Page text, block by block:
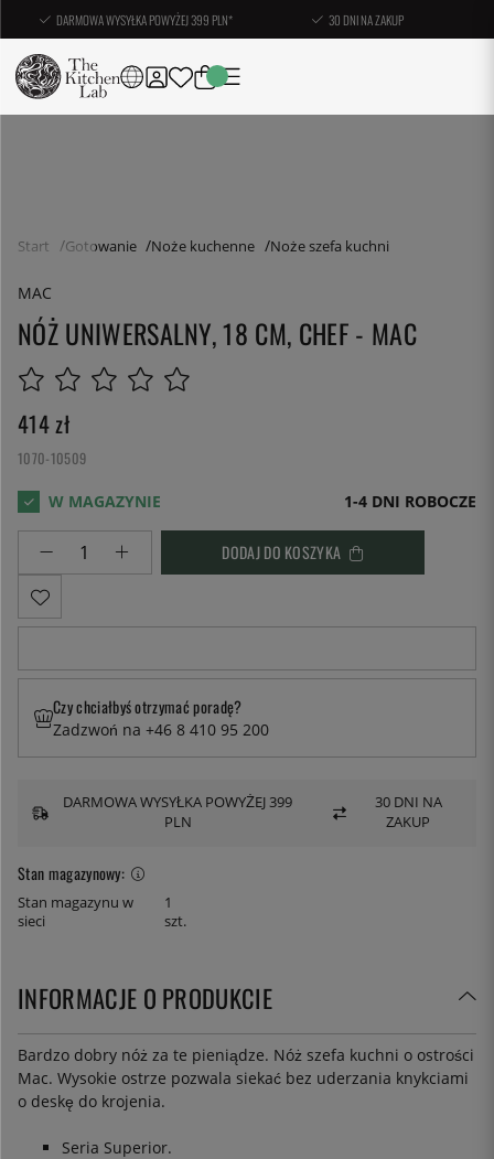
DARMOWA WYSYŁKA POWYŻEJ 399 PLN* 30 DNI NA ZAKUP
Start Gotowanie Noże kuchenne Noże szefa kuchni
MAC
NÓŻ UNIWERSALNY, 18 CM, CHEF - MAC
414zł
1070-10509
1-4 DNI ROBOCZE
DODAJ DO KOSZYKA
Stan magazynowy:
Stan magazynu w
sieci
1
szt.
Czy chciałbyś otrzymać poradę?
Zadzwoń na +46 8 410 95 200
DARMOWA WYSYŁKA POWYŻEJ 399
PLN
30 DNI NA
ZAKUP
INFORMACJE O PRODUKCIE
Bardzo dobry nóż za te pieniądze. Nóż szefa kuchni o ostrości
Mac. Wysokie ostrze pozwala siekać bez uderzania knykciami
o deskę do krojenia.
Seria Superior.